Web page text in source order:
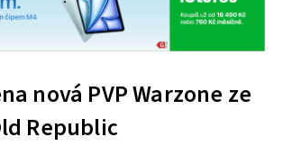
nová PVP Warzone ze
Republic